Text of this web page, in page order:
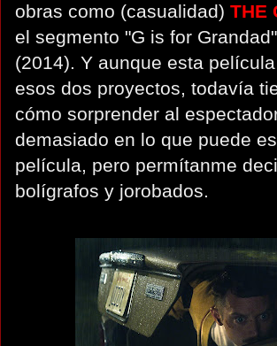
obras como (casualidad) THE
el segmento "G is for
(2014). Y aunque esta
esos dos proyectos, todavía
cómo sorprender al
demasiado en lo que puede
película, pero permítanme
bolígrafos y jorobados.